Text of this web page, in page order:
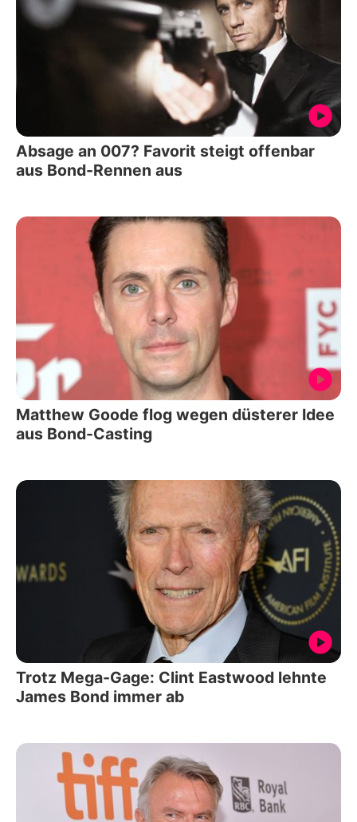
Absage an 007? Favorit steigt offenbar
aus Bond-Rennen aus
Matthew Goode flog wegen düsterer Idee
aus Bond-Casting
Trotz Mega-Gage: Clint Eastwood lehnte
James Bond immer ab